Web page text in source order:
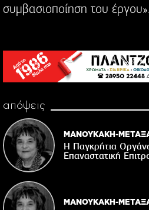
συμβασιοποίηση του έργου».
απόψεις
ΜΑΝΟΥΚΑΚΗ-
Η Παγκρήτια
Επαναστατική
ΜΑΝΟΥΚΑΚΗ-